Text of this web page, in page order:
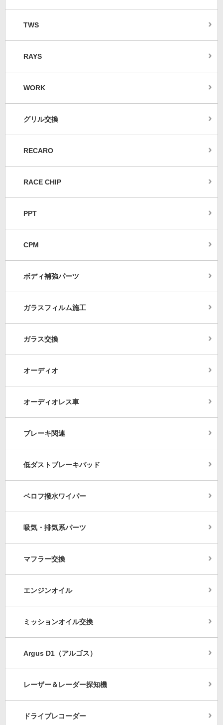
TWS
RAYS
WORK
グリル交換
RECARO
RACE CHIP
PPT
CPM
ボディ補強パーツ
ガラスフィルム施工
ガラス交換
オーディオ
オーディオレス車
ブレーキ関連
低ダストブレーキパッド
ベロフ撥水ワイパー
吸気・排気系パーツ
マフラー交換
エンジンオイル
ミッションオイル交換
Argus D1（アルゴス）
レーザー＆レーダー探知機
ドライブレコーダー